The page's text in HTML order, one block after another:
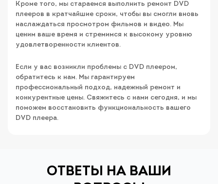
Кроме того, мы стараемся выполнить ремонт DVD
плееров в кратчайшие сроки, чтобы вы смогли вновь
наслаждаться просмотром фильмов и видео. Мы
ценим ваше время и стремимся к высокому уровню
удовлетворенности клиентов.
Если у вас возникли проблемы с DVD плеером,
обратитесь к нам. Мы гарантируем
профессиональный подход, надежный ремонт и
конкурентные цены. Свяжитесь с нами сегодня, и мы
поможем восстановить функциональность вашего
DVD плеера.
ОТВЕТЫ НА ВАШИ